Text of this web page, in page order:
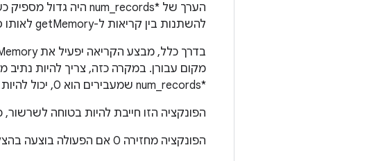
להשתנות בין קריאות ל-getMemory לאותו סוג זיכרון, גם עבור pids שונים.
*num_records שמעבירים הוא 0, יכול להיות שהרשומות יהיו NULL.
הפונקציה הזו חייבת להיות בטוחה
הפונקציה מחזירה 0 אם הפעולה בוצעה בהצלחה, -ENODEV אם הסוג לא נתמך ו-errno בשגיאות אחרות.